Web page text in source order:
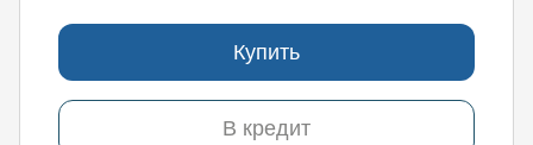
Купить
В кредит